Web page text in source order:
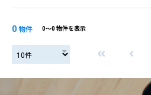
0 物件 0〜0 物件を表示